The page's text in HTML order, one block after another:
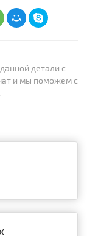
детали с
и мы поможем с